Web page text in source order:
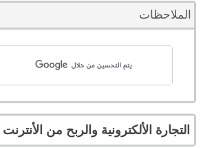
الملاحظات
التجارة الألكترونية والربح من الأنترنت